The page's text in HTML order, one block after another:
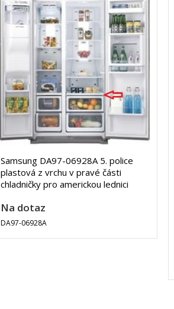
Samsung DA97-06928A 5. police
plastová z vrchu v pravé části
chladničky pro americkou lednici
Na dotaz
DA97-06928A